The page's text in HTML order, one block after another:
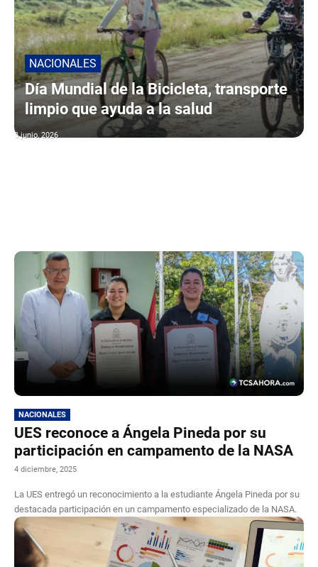
NACIONALES
Día Mundial de la Bicicleta, transporte
limpio que ayuda a la salud
3 junio, 2026
NACIONALES
UES reconoce a Ángela Pineda por su
participación en campamento de la NASA
4 diciembre, 2025
La UES entregó un reconocimiento a la estudiante Ángela Pineda por su
destacada participación en un campamento especializado de la NASA.